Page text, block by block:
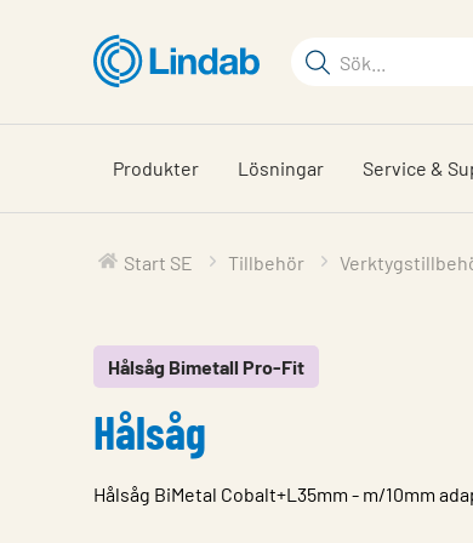
huvudinnehållet
Sökord
på
sajten
Produkter Lösningar Service &
Start SE Tillbehör
Hålsåg Bimetall Pro-Fit
Hålsåg
Hålsåg BiMetal Cobalt+L35mm - m/10mm